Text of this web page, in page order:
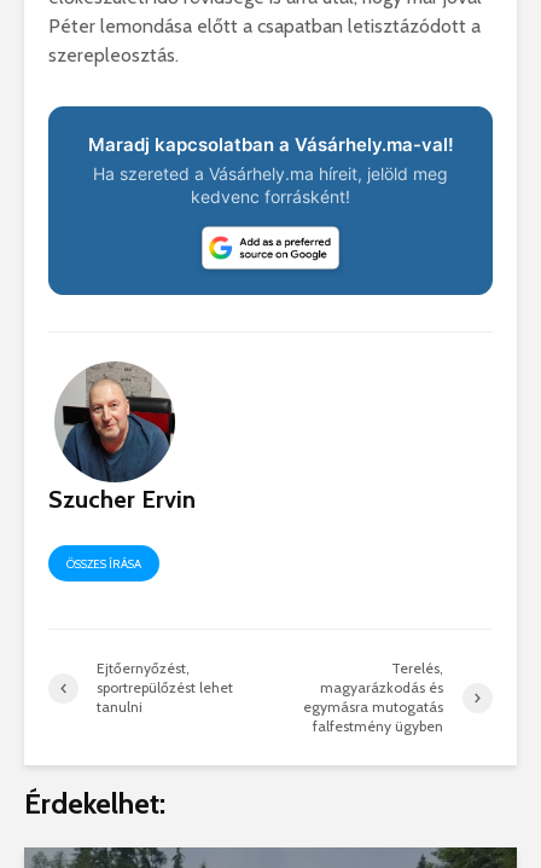
Péter lemondása előtt a csapatban letisztázódott a
szerepleosztás.
Maradj kapcsolatban a Vásárhely.ma-val!
Ha szereted a Vásárhely.ma híreit, jelöld meg
kedvenc forrásként!
Szucher Ervin
ÖSSZES ÍRÁSA
Ejtőernyőzést,
sportrepülőzést lehet
tanulni
Terelés,
magyarázkodás és
egymásra mutogatás
falfestmény ügyben
Érdekelhet: